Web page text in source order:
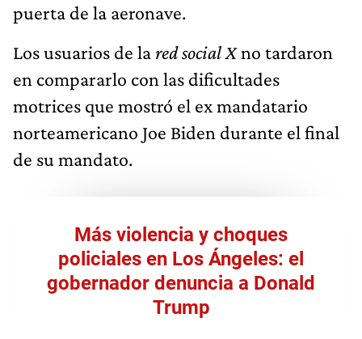
puerta de la aeronave.
Los usuarios de lared social Xno tardaron
en compararlo con las dificultades
motrices que mostró el ex mandatario
norteamericano Joe Biden durante el final
de su mandato.
Más violencia y choques
policiales en Los Ángeles: el
gobernador denuncia a Donald
Trump